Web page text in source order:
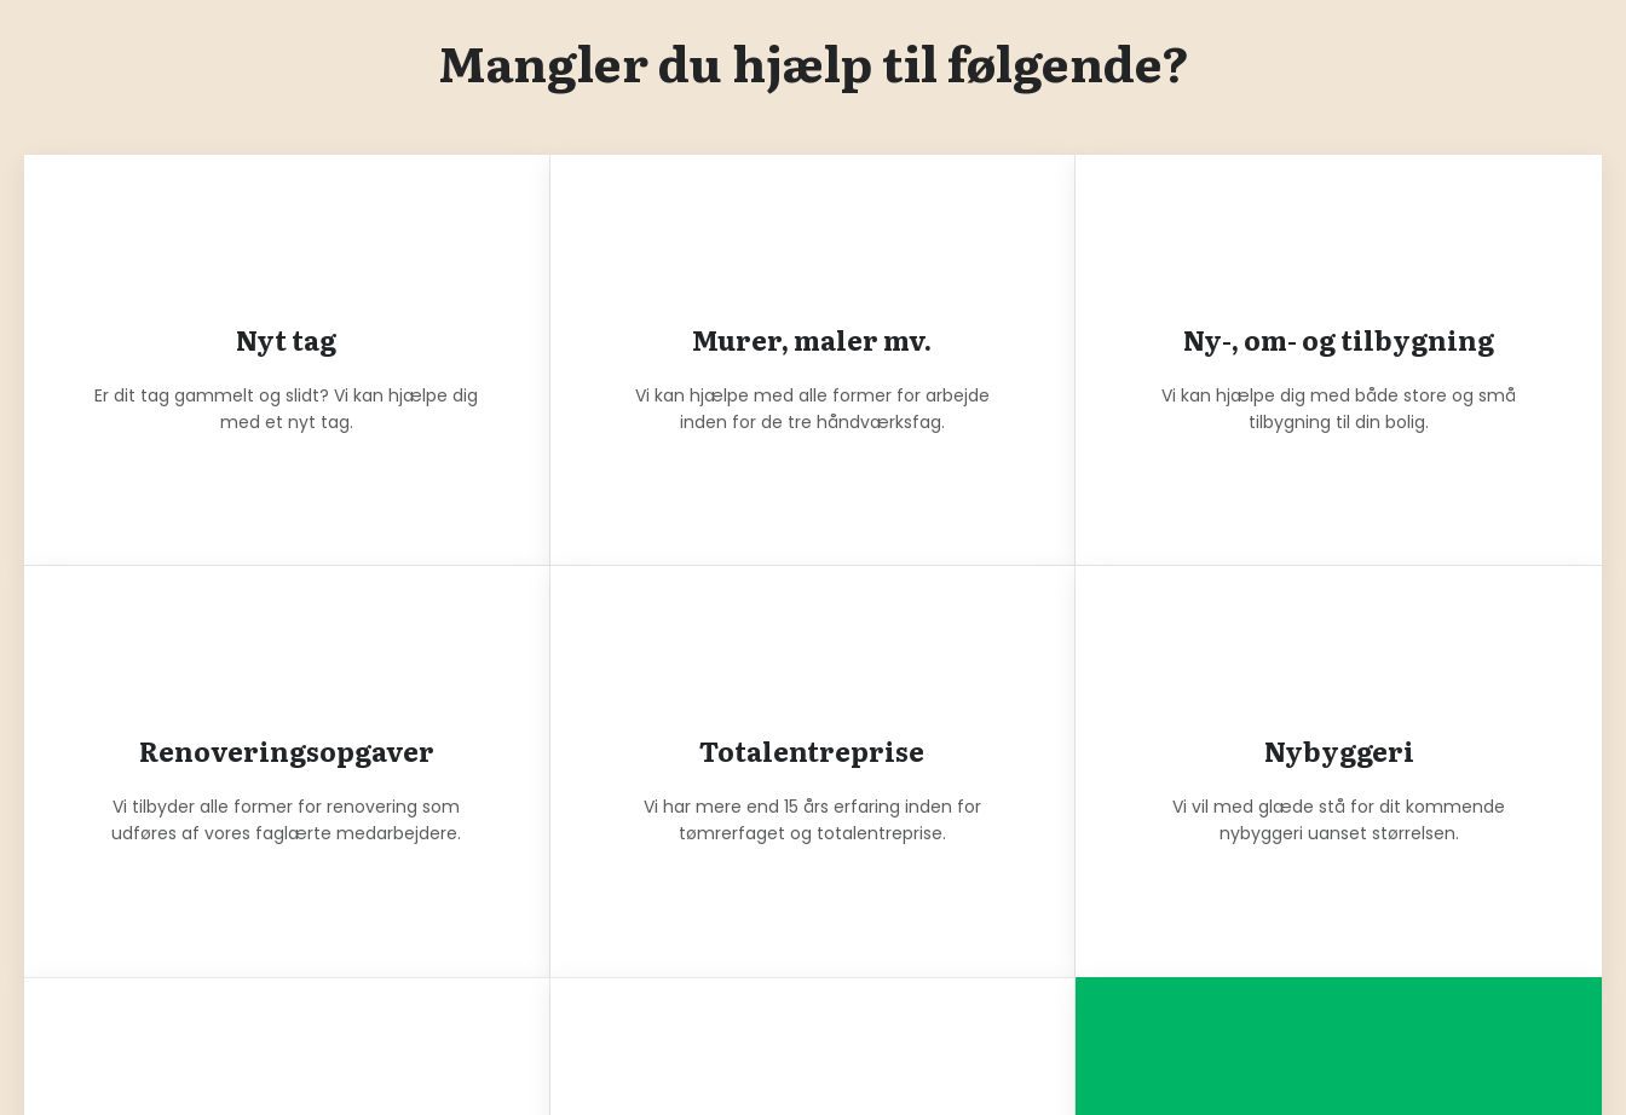
Mangler du hjælp til følgende?
Nyt tag
Er dit tag gammelt og slidt? Vi kan hjælpe dig
med et nyt tag.
Murer, maler mv.
Vi kan hjælpe med alle former for arbejde
inden for de tre håndværksfag.
Ny-, om- og tilbygning
Vi kan hjælpe dig med både store og små
tilbygning til din bolig.
Renoveringsopgaver
Vi tilbyder alle former for renovering som
udføres af vores faglærte medarbejdere.
Totalentreprise
Vi har mere end 15 års erfaring inden for
tømrerfaget og totalentreprise.
Nybyggeri
Vi vil med glæde stå for dit kommende
nybyggeri uanset størrelsen.